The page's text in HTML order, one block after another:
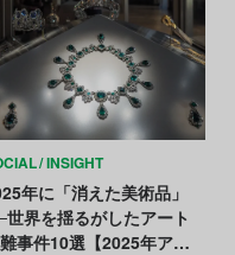
INSIGHT
年に「消えた美術品」
界を揺るがしたアート
事件10選【2025年アー